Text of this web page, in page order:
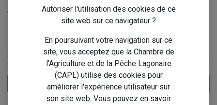
dédiés à l'agriculture et la pêche lagonaire.
ARCHIVES
Autoriser l'utilisation des cookies de ce
site web sur ce navigateur ?
En poursuivant votre navigation sur ce
site, vous acceptez que la Chambre de
l'Agriculture et de la Pêche Lagonaire
(CAPL) utilise des cookies pour
améliorer l'expérience utilisateur sur
son site web. Vous pouvez en savoir